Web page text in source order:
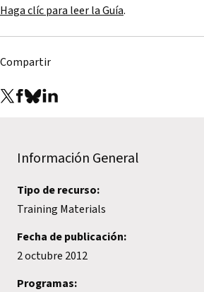
Haga clíc para leer la Guía.
Compartir
Información General
Tipo de recurso:
Training Materials
Fecha de publicación:
2 octubre 2012
Programas: